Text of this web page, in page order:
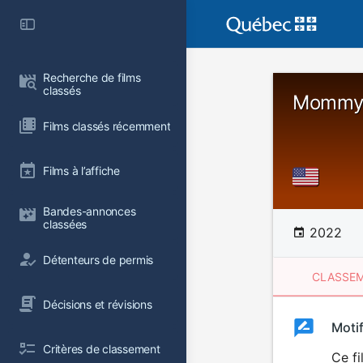
Recherche de films
classés
Films classés récemment
Films à l’affiche
Bandes-annonces
classées
Détenteurs de permis
Décisions et révisions
Critères de classement
2022
Ce